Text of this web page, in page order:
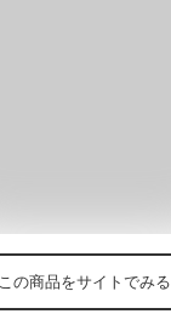
この商品をサイトでみる